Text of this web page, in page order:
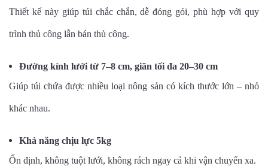
Thiết kế này giúp túi chắc chắn, dễ đóng gói, phù hợp với quy
trình thủ công lẫn bán thủ công.
Đường kính lưới từ 7–8 cm, giãn tối đa 20–30 cm
Giúp túi chứa được nhiều loại nông sản có kích thước lớn – nhỏ
khác nhau.
Khả năng chịu lực 5kg
Ổn định, không tuột lưới, không rách ngay cả khi vận chuyển xa.